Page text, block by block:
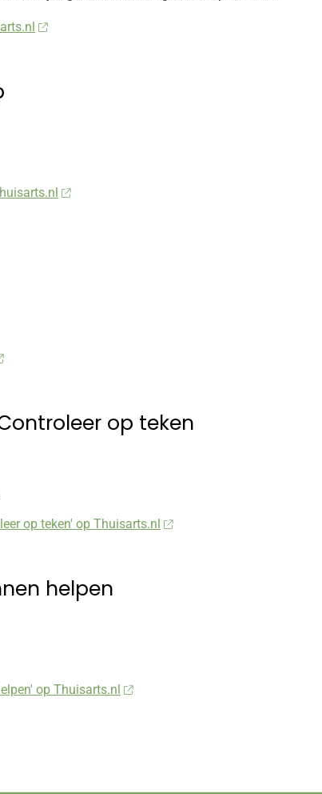
op teken
op teken' op Thuisarts.nl
helpen
op Thuisarts.nl